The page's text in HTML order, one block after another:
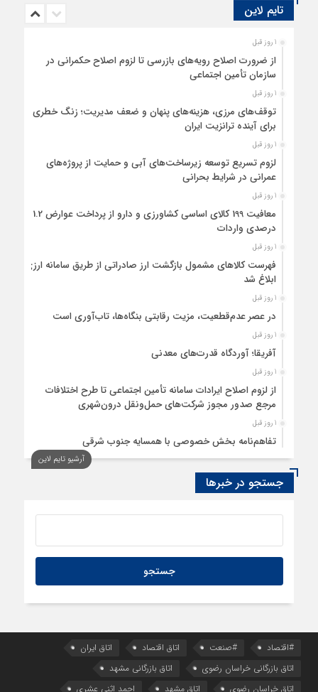
تایم لاین
1 روز قبل
از ضرورت اصلاح رویه‌های بازرسی تا لزوم اصلاح حکمرانی در
سازمان تأمین اجتماعی
1 روز قبل
توقف‌های مرزی، هزینه‌های پنهان و ضعف مدیریت؛ زنگ خطری
برای آینده ترانزیت ایران
1 روز قبل
لزوم تسریع توسعه زیرساخت‌های آبی و حمایت از پروژه‌های
عمرانی در شرایط بحرانی
1 روز قبل
معافیت 199 کالای اساسی کشاورزی و دارو از پرداخت عوارض 1.2
درصدی واردات
1 روز قبل
فهرست کالاهای مشمول بازگشت ارز صادراتی از طریق سامانه ارزی
ابلاغ شد
1 روز قبل
در عصر عدم‌قطعیت، مزیت رقابتی بنگاه‌ها، تاب‌آوری است
1 روز قبل
آفریقا؛ آوردگاه قدرت‌های معدنی
1 روز قبل
از لزوم اصلاح ایرادات سامانه تأمین اجتماعی تا طرح اختلافات
مرجع صدور مجوز شرکت‌های حمل‌ونقل درون‌شهری
1 روز قبل
تفاهم‌نامه بخش خصوصی با همسایه جنوب شرقی
1 روز قبل
سود اقتصاد‌ها از هوش مصنوعی
آرشیو تایم لاین
جستجو در خبرها
#اقتصاد #صنعت اتاق اقتصاد
اتاق ایران
اتاق بازرگانی خراسان رضوی
اتاق بازرگانی مشهد
اتاق خراسان رضوی
اتاق مشهد احمد اثنی عشری